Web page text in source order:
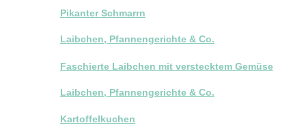
Pikanter Schmarrn
Laibchen, Pfannengerichte & Co.
Faschierte Laibchen mit verstecktem Gemüse
Laibchen, Pfannengerichte & Co.
Kartoffelkuchen